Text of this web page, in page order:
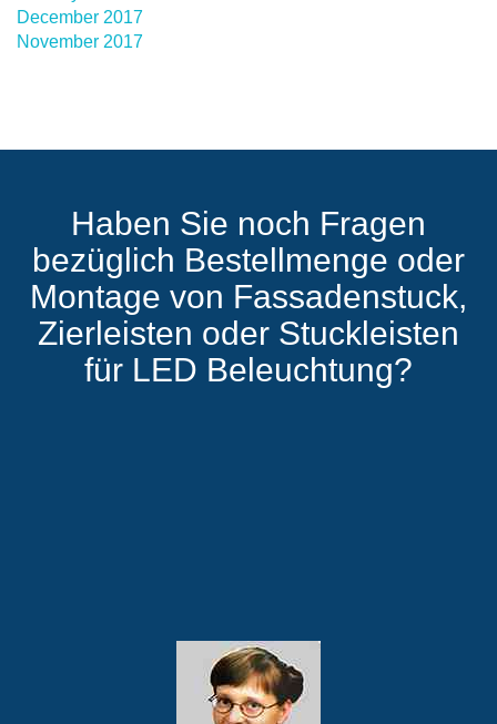
December 2017
November 2017
Haben Sie noch Fragen
bezüglich Bestellmenge oder
Montage von Fassadenstuck,
Zierleisten oder Stuckleisten
für LED Beleuchtung?